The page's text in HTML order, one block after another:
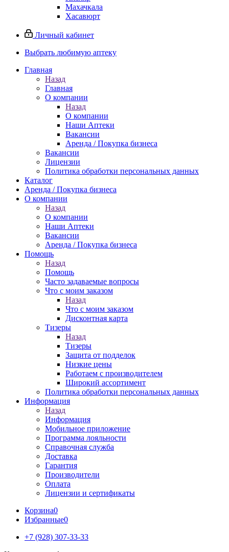
Махачкала
Хасавюрт
Личный кабинет
Выбрать любимую аптеку
Главная
Назад
Главная
О компании
Назад
О компании
Наши Аптеки
Вакансии
Аренда / Покупка бизнеса
Вакансии
Лицензии
Политика обработки персональных данных
Каталог
Аренда / Покупка бизнеса
О компании
Назад
О компании
Наши Аптеки
Вакансии
Аренда / Покупка бизнеса
Помощь
Назад
Помощь
Часто задаваемые вопросы
Что с моим заказом
Назад
Что с моим заказом
Дисконтная карта
Тизеры
Назад
Тизеры
Защита от подделок
Низкие цены
Работаем с производителем
Широкий ассортимент
Политика обработки персональных данных
Информация
Назад
Информация
Мобильное приложение
Программа лояльности
Справочная служба
Доставка
Гарантия
Производители
Оплата
Лицензии и сертификаты
Корзина0
Избранные0
+7 (928) 307-33-33